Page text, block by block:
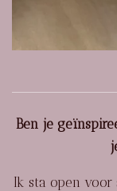
Ben je
Ik sta open voor